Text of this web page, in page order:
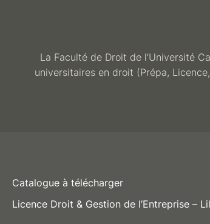
La Faculté de Droit de l’Université
universitaires en droit (Prépa,
Catalogue à télécharger
Licence Droit & Gestion de l’Entreprise –